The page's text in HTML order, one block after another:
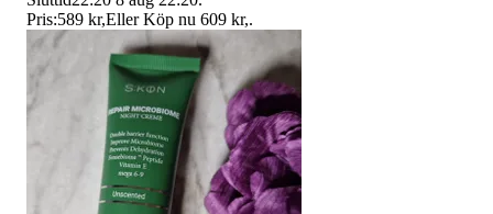
Pris:589 kr,Eller Köp nu 609 kr,.